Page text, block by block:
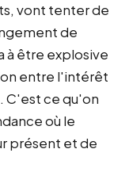
vont tenter de
de
à être explosive
entre l'intérêt
C'est ce qu'on
où le
présent et de